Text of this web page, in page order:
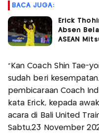
BACA JUGA:
Erick
Absen
ASEAN
"Kan Coach Shin Tae-
sudah beri
pembicaraan Coach
kata Erick, kepada
acara di Bali United
Sabtu,23 November